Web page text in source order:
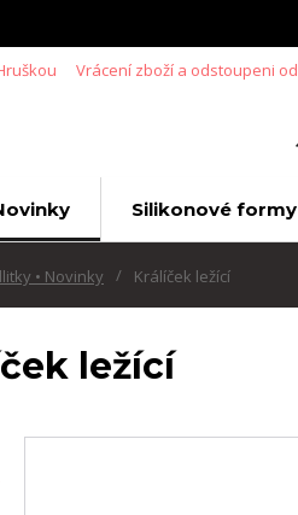
Vrácení zboží a odstoupeni od
Silikonové formy
• Novinky Králíček ležící
ležící